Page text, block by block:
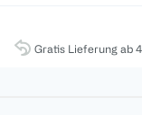
Gratis Lieferung ab